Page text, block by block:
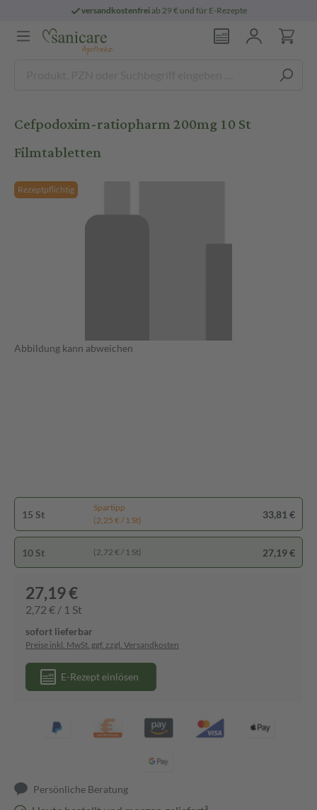
versandkostenfreiab 29 € und für E-Rezepte
Cefpodoxim-ratiopharm 200mg 10 St
Filmtabletten
Rezeptpflichtig
Abbildung kann abweichen
15 St
Spartipp
(2,25 € / 1 St)
33,81 €
10 St (2,72 € / 1 St) 27,19 €
27,19 €
2,72 € / 1 St
sofort lieferbar
Preise inkl. MwSt. ggf. zzgl. Versandkosten
E-Rezept einlösen
Persönliche Beratung